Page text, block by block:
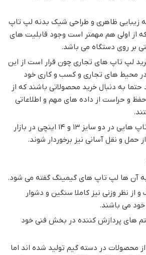
زیبایی ظاهری و طراحی شیک بدنه لپ تاپ
از اولی هم مهمتر است وجود قابلیت های
بر روی دستگاه می باشد.
لپ تاپ های تجاری چون قرار است از این
محیط های تجاری و کسب و کاری خود
حتما به دنبال خرید محصولاتی باشند که از
حفظ و حراست از داده های مهم و اطلاعاتی
معمولا چنین لپ تاپ هایی در دو سایز 13 و 14 اینچی در بازار
حمل و نقل آسانی نیز برخوردار شوند.
به آن ها لپ تاپ های گیمینگ گفته می شود.
و از نظر وزنی نیز کاملا سنگین و دشوار
می باشند.
های پردازش کننده در بخش فنی خود
محصولات در دسته گیم تولید شده اند اما